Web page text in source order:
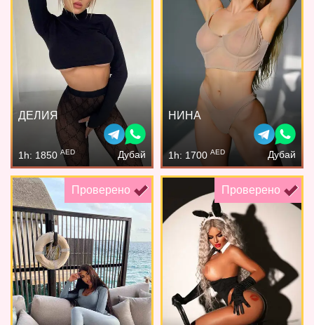
ДЕЛИЯ
1h: 1850 AED Дубай
НИНА
1h: 1700 AED Дубай
Проверено Проверено